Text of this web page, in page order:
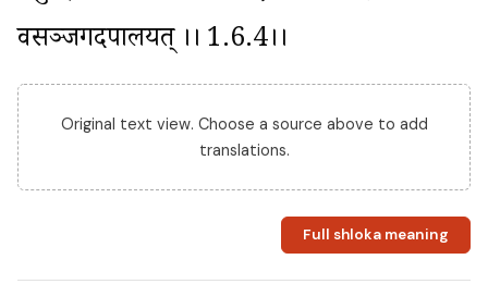
वसञ्जगदपालयत् ।। 1.6.4।।
Original text view. Choose a source above to add
translations.
Full shloka meaning